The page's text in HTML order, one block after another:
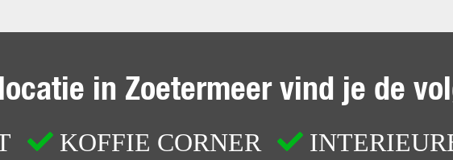
in Zoetermeer vind je de
KOFFIE CORNER